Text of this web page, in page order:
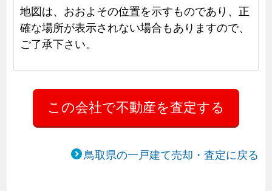
地図は、おおよその位置を示すものであり、正
確な場所が表示されない場合もありますので、
ご了承下さい。
鳥取県の一戸建て売却・査定に戻る